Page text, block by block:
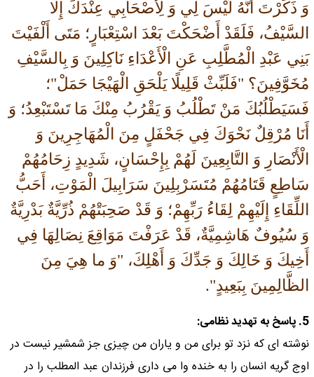
وَ ذَكَرْتَ أَنَّهُ لَيْسَ لِي وَ لِأَصْحَابِي عِنْدَكَ إِلَّا
السَّيْفُ، فَلَقَدْ أَضْحَكْتَ بَعْدَ اسْتِعْبَارٍ؛ مَتَى أَلْفَيْتَ
بَنِي عَبْدِ الْمُطَّلِبِ عَنِ الْأَعْدَاءِ نَاكِلِينَ وَ بِالسَّيْفِ
مُخَوَّفِينَ؟ "فَلَبِّثْ قَلِيلًا يَلْحَقِ الْهَيْجَا حَمَلْ"؛
فَسَيَطْلُبُكَ مَنْ تَطْلُبُ وَ يَقْرُبُ مِنْكَ مَا تَسْتَبْعِدُ؛ وَ
أَنَا مُرْقِلٌ نَحْوَكَ فِي جَحْفَلٍ مِنَ الْمُهَاجِرِينَ وَ
الْأَنْصَارِ وَ التَّابِعِينَ لَهُمْ بِإِحْسَانٍ، شَدِيدٍ زِحَامُهُمْ
سَاطِعٍ قَتَامُهُمْ مُتَسَرْبِلِينَ سَرَابِيلَ الْمَوْتِ، أَحَبُّ
اللِّقَاءِ إِلَيْهِمْ لِقَاءُ رَبِّهِمْ؛ وَ قَدْ صَحِبَتْهُمْ ذُرِّيَّةٌ بَدْرِيَّةٌ
وَ سُيُوفٌ هَاشِمِيَّةٌ، قَدْ عَرَفْتَ مَوَاقِعَ نِصَالِهَا فِي
أَخِيكَ وَ خَالِكَ وَ جَدِّكَ وَ أَهْلِكَ، "وَ ما هِيَ مِنَ
الظَّالِمِينَ بِبَعِيدٍ".
5. پاسخ به تهديد نظامى:
نوشته اى كه نزد تو براى من و ياران من چيزى جز شمشير نيست در
اوج گريه انسان را به خنده وا مى دارى فرزندان عبد المطلب را در